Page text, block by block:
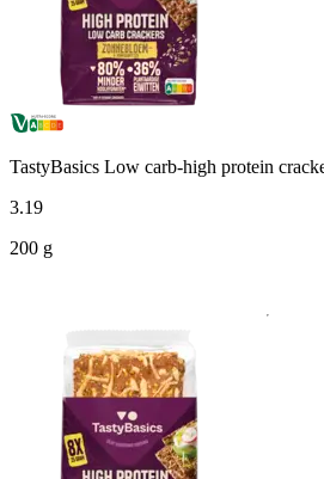
TastyBasics Low carb-high protein
3.19
200 g